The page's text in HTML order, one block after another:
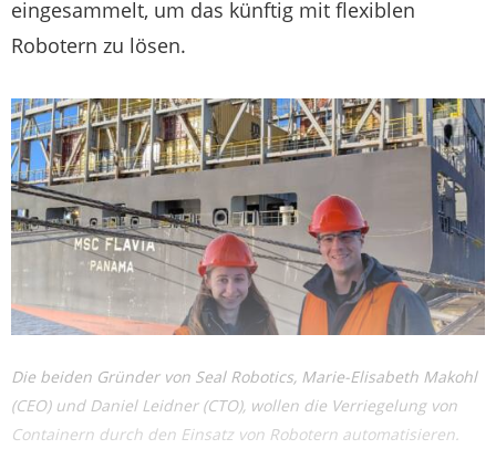
eingesammelt, um das künftig mit flexiblen
Robotern zu lösen.
Die beiden Gründer von Seal Robotics, Marie-Elisabeth Makohl
(CEO) und Daniel Leidner (CTO), wollen die Verriegelung von
Containern durch den Einsatz von Robotern automatisieren.